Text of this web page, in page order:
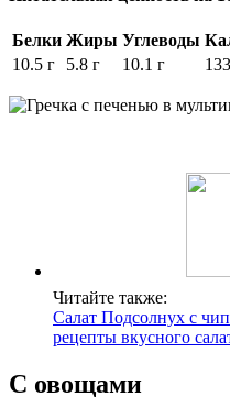
Белки Жиры Углеводы
10.5 г
5.8 г 10.1 г
Читайте также:
Салат Подсолнух с
рецепты вкусного
С овощами